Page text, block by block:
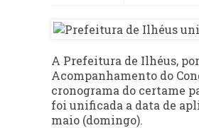
A Prefeitura de Ilhéus,
Acompanhamento do
cronograma do certame
foi unificada a data de
maio (domingo).